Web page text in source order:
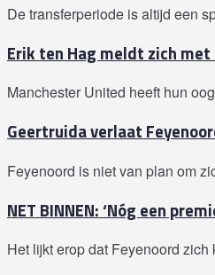
De transferperiode is altijd een
Erik ten Hag meldt zich met
Manchester United heeft hun
Geertruida verlaat
Feyenoord is niet van plan om
NET BINNEN: ‘Nóg een
Het lijkt erop dat Feyenoord